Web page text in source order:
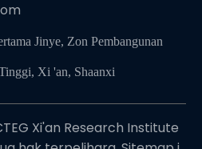
Jinye, Zon Pembangunan
Xi 'an, Shaanxi
Xi'an Research Institute